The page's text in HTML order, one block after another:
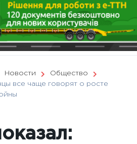
Новости
Общество
все чаще говорят о росте